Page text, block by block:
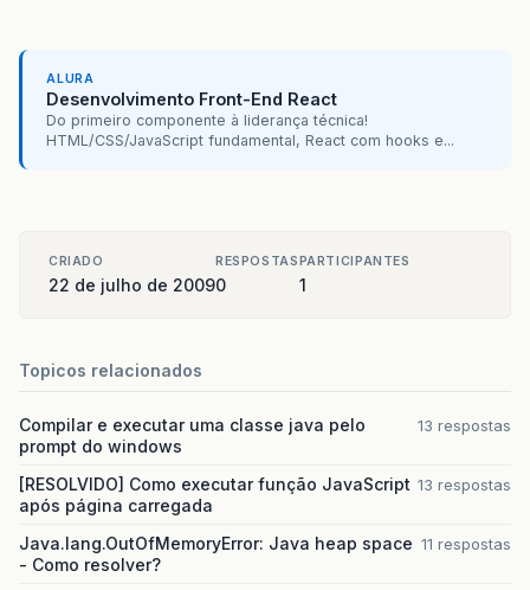
ALURA
Desenvolvimento Front-End React
Do primeiro componente à liderança técnica!
HTML/CSS/JavaScript fundamental, React com hooks e...
CRIADO
22 de julho de 2009
RESPOSTAS
0
PARTICIPANTES
1
Topicos relacionados
Compilar e executar uma classe java pelo
prompt do windows
13 respostas
[RESOLVIDO] Como executar função JavaScript
após página carregada
13 respostas
Java.lang.OutOfMemoryError: Java heap space
- Como resolver?
11 respostas